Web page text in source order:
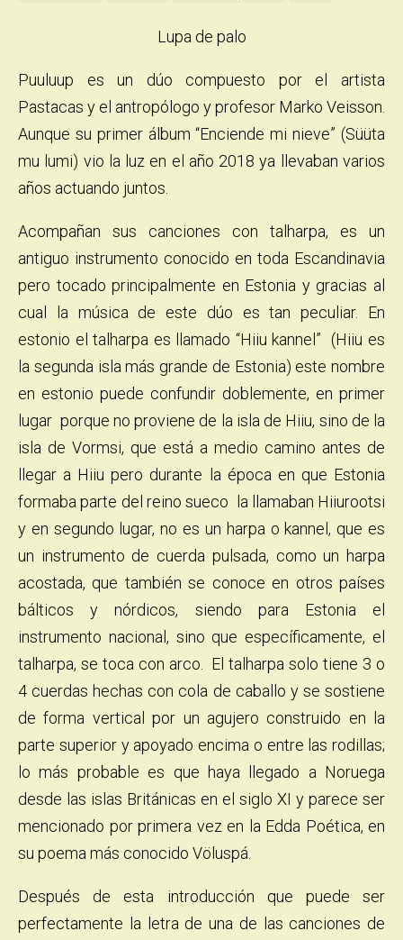
Lupa de palo
Puuluup es un dúo compuesto por el artista
Pastacas y el antropólogo y profesor Marko Veisson.
Aunque su primer álbum “Enciende mi nieve” (Süüta
mu lumi) vio la luz en el año 2018 ya llevaban varios
años actuando juntos.
Acompañan sus canciones con talharpa, es un
antiguo instrumento conocido en toda Escandinavia
pero tocado principalmente en Estonia y gracias al
cual la música de este dúo es tan peculiar. En
estonio el talharpa es llamado “Hiiu kannel” (Hiiu es
la segunda isla más grande de Estonia) este nombre
en estonio puede confundir doblemente, en primer
lugar porque no proviene de la isla de Hiiu, sino de la
isla de Vormsi, que está a medio camino antes de
llegar a Hiiu pero durante la época en que Estonia
formaba parte del reino sueco la llamaban Hiiurootsi
y en segundo lugar, no es un harpa o kannel, que es
un instrumento de cuerda pulsada, como un harpa
acostada, que también se conoce en otros países
bálticos y nórdicos, siendo para Estonia el
instrumento nacional, sino que específicamente, el
talharpa, se toca con arco. El talharpa solo tiene 3 o
4 cuerdas hechas con cola de caballo y se sostiene
de forma vertical por un agujero construido en la
parte superior y apoyado encima o entre las rodillas;
lo más probable es que haya llegado a Noruega
desde las islas Británicas en el siglo XI y parece ser
mencionado por primera vez en la Edda Poética, en
su poema más conocido Völuspá.
Después de esta introducción que puede ser
perfectamente la letra de una de las canciones de